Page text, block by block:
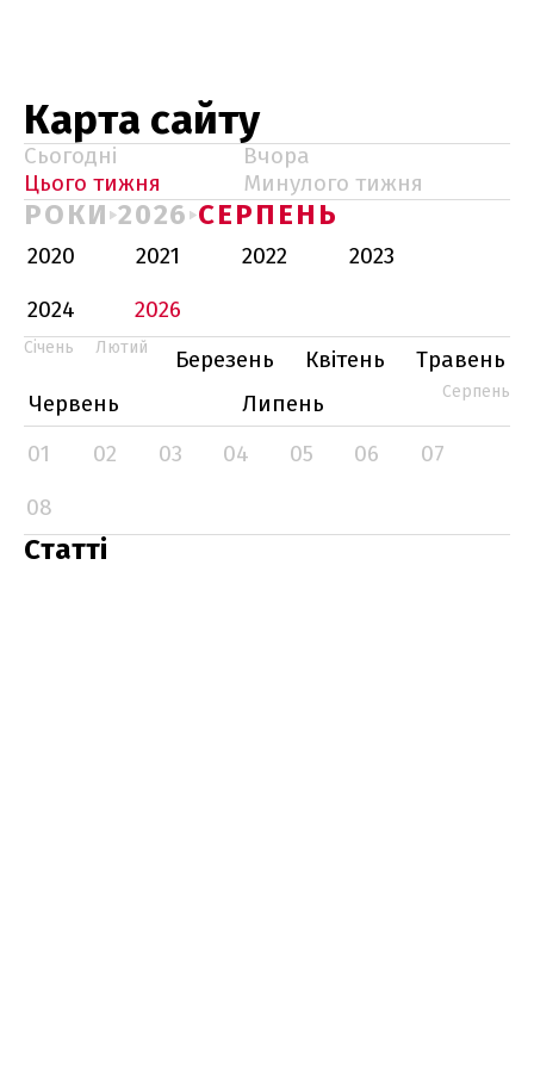
Карта сайту
Сьогодні
Вчора
Цього тижня
Минулого тижня
РОКИ 2026 СЕРПЕНЬ
2020 2021 2022
2023
2024
2026
Січень Лютий Березень Квітень
Травень
Червень
Липень Серпень
01 02 03 04 05 06
07
08
Статті